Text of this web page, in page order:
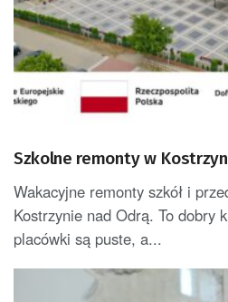
Szkolne remonty w
Wakacyjne remonty szkół i
Kostrzynie nad Odrą. To dobry
placówki są puste, a...